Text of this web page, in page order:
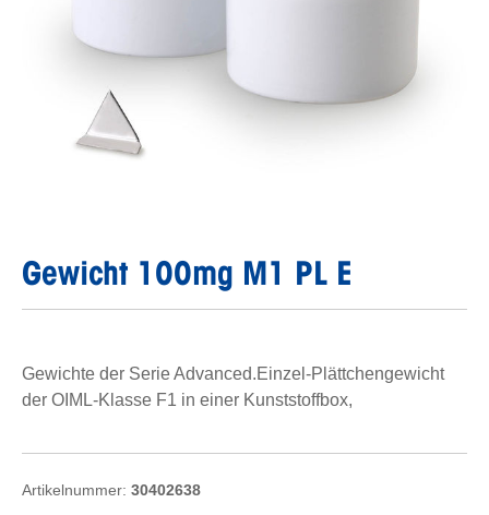
Gewicht 100mg M1 PL E
Gewichte der Serie Advanced.Einzel-Plättchengewicht
der OIML-Klasse F1 in einer Kunststoffbox,
Artikelnummer: 30402638